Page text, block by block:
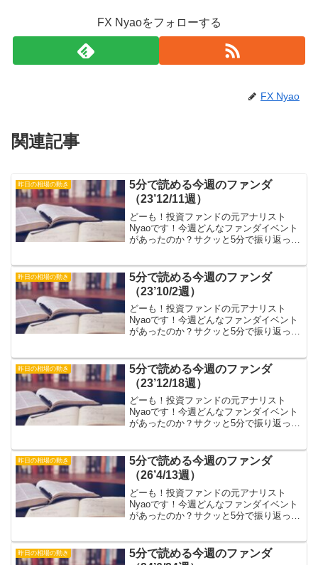
FX Nyaoをフォローする
FX Nyao
関連記事
昨日の相場の動き
5分で読める今週のファンダ
（23’12/11週）
どーも！投資ファンドの元アナリスト
Nyaoです！今週どんなファンダイベント
があったのか？サクッと5分で振り返って
てるけど どうやってトレードに 活か
せばいい...
昨日の相場の動き
5分で読める今週のファンダ
（23’10/2週）
どーも！投資ファンドの元アナリスト
Nyaoです！今週どんなファンダイベント
があったのか？サクッと5分で振り返って
てるけど どうやってトレードに 活か
せばいい...
昨日の相場の動き
5分で読める今週のファンダ
（23’12/18週）
どーも！投資ファンドの元アナリスト
Nyaoです！今週どんなファンダイベント
があったのか？サクッと5分で振り返って
てるけど どうやってトレードに 活か
せばいい...
昨日の相場の動き
5分で読める今週のファンダ
（26’4/13週）
どーも！投資ファンドの元アナリスト
Nyaoです！今週どんなファンダイベント
があったのか？サクッと5分で振り返って
てるけど どうやってトレードに 活か
せばいい...
昨日の相場の動き
5分で読める今週のファンダ